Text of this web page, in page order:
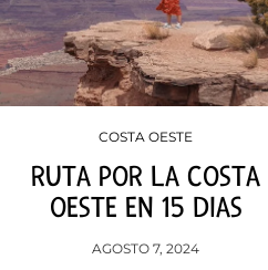
COSTA OESTE
RUTA POR LA COSTA
OESTE EN 15 DIAS
AGOSTO 7, 2024